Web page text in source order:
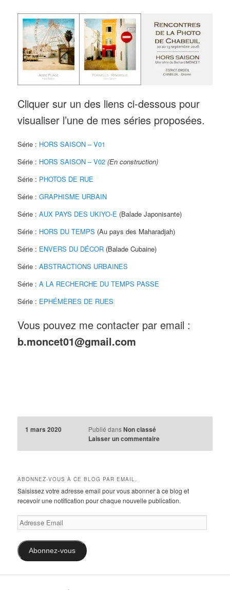
Cliquer sur un des liens ci-dessous pour
visualiser l’une de mes séries proposées.
Série : HORS SAISON – V01
Série : HORS SAISON – V02 (En construction)
Série : PHOTOS DE RUE
Série :GRAPHISME URBAIN
Série :AUX PAYS DES UKIYO-E (Balade Japonisante)
Série : HORS DU TEMPS (Au pays des Maharadjah)
Série : ENVERS DU DÉCOR (Balade Cubaine)
Série :ABSTRACTIONS URBAINES
Série :A LA RECHERCHE DU TEMPS PASSE
Série : EPHÉMÈRES DE RUES
Vous pouvez me contacter par email :
b.moncet01@gmail.com
1 mars 2020 Publié dans Non classé
Laisser un commentaire
ABONNEZ-VOUS À CE BLOG PAR EMAIL.
Saisissez votre adresse email pour vous abonner à ce blog et
recevoir une notification pour chaque nouvelle publication.
Adresse
Email
Abonnez-vous